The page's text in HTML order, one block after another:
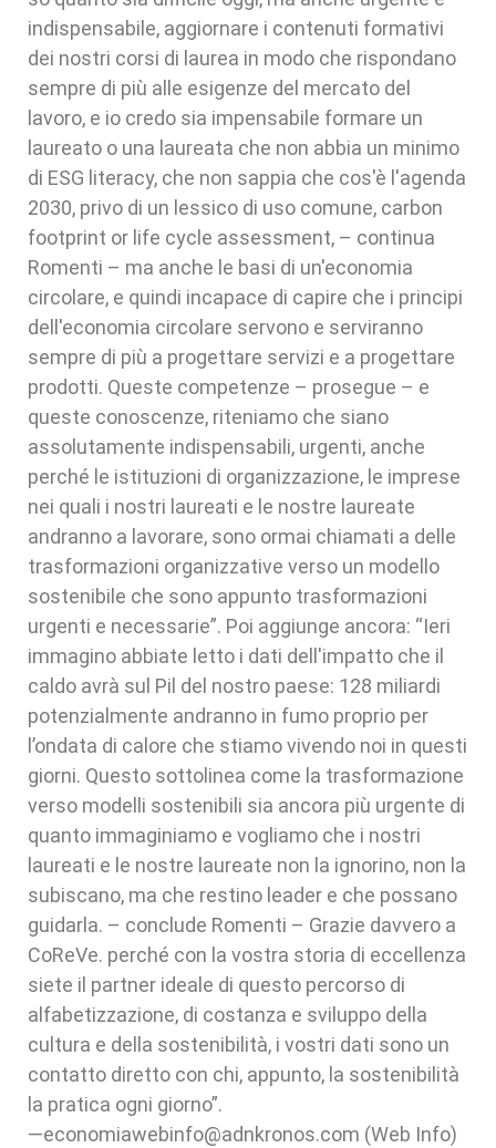
indispensabile, aggiornare i contenuti formativi
dei nostri corsi di laurea in modo che rispondano
sempre di più alle esigenze del mercato del
lavoro, e io credo sia impensabile formare un
laureato o una laureata che non abbia un minimo
di ESG literacy, che non sappia che cos'è l'agenda
2030, privo di un lessico di uso comune, carbon
footprint or life cycle assessment, – continua
Romenti – ma anche le basi di un'economia
circolare, e quindi incapace di capire che i principi
dell'economia circolare servono e serviranno
sempre di più a progettare servizi e a progettare
prodotti. Queste competenze – prosegue – e
queste conoscenze, riteniamo che siano
assolutamente indispensabili, urgenti, anche
perché le istituzioni di organizzazione, le imprese
nei quali i nostri laureati e le nostre laureate
andranno a lavorare, sono ormai chiamati a delle
trasformazioni organizzative verso un modello
sostenibile che sono appunto trasformazioni
urgenti e necessarie”. Poi aggiunge ancora: “Ieri
immagino abbiate letto i dati dell'impatto che il
caldo avrà sul Pil del nostro paese: 128 miliardi
potenzialmente andranno in fumo proprio per
l’ondata di calore che stiamo vivendo noi in questi
giorni. Questo sottolinea come la trasformazione
verso modelli sostenibili sia ancora più urgente di
quanto immaginiamo e vogliamo che i nostri
laureati e le nostre laureate non la ignorino, non la
subiscano, ma che restino leader e che possano
guidarla. – conclude Romenti – Grazie davvero a
CoReVe. perché con la vostra storia di eccellenza
siete il partner ideale di questo percorso di
alfabetizzazione, di costanza e sviluppo della
cultura e della sostenibilità, i vostri dati sono un
contatto diretto con chi, appunto, la sostenibilità
la pratica ogni giorno”.
—economiawebinfo@adnkronos.com (Web Info)